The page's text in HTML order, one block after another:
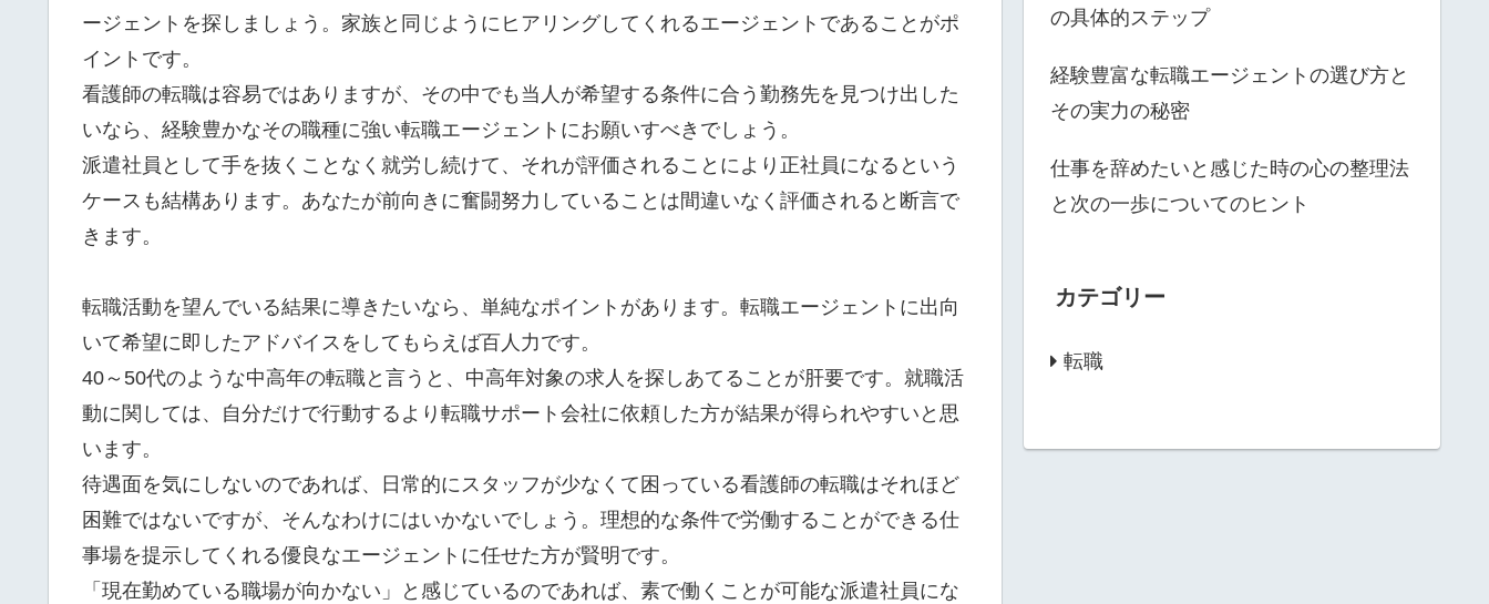
ージェントを探しましょう。家族と同じようにヒアリングしてくれるエージェントであることがポ
イントです。
看護師の転職は容易ではありますが、その中でも当人が希望する条件に合う勤務先を見つけ出した
いなら、経験豊かなその職種に強い転職エージェントにお願いすべきでしょう。
派遣社員として手を抜くことなく就労し続けて、それが評価されることにより正社員になるという
ケースも結構あります。あなたが前向きに奮闘努力していることは間違いなく評価されると断言で
きます。
転職活動を望んでいる結果に導きたいなら、単純なポイントがあります。転職エージェントに出向
いて希望に即したアドバイスをしてもらえば百人力です。
40～50代のような中高年の転職と言うと、中高年対象の求人を探しあてることが肝要です。就職活
動に関しては、自分だけで行動するより転職サポート会社に依頼した方が結果が得られやすいと思
います。
待遇面を気にしないのであれば、日常的にスタッフが少なくて困っている看護師の転職はそれほど
困難ではないですが、そんなわけにはいかないでしょう。理想的な条件で労働することができる仕
事場を提示してくれる優良なエージェントに任せた方が賢明です。
「現在勤めている職場が向かない」と感じているのであれば、素で働くことが可能な派遣社員にな
の具体的ステップ
経験豊富な転職エージェントの選び方と
その実力の秘密
仕事を辞めたいと感じた時の心の整理法
と次の一歩についてのヒント
カテゴリー
転職